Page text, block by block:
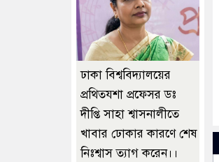
ঢাকা বিশ্ববিদ্যালয়ের
প্রথিতযশা প্রফেসর ডঃ
দীপ্তি সাহা শ্বাসনালীতে
খাবার ঢোকার কারণে শেষ
নিঃশ্বাস ত্যাগ করেন।।